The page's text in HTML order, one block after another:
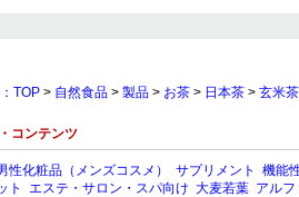
TOP > 自然食品 > 製品 > お茶 > 日本茶 > 玄米茶
コンテンツ
性化粧品（メンズコスメ） サプリメント 機能
ト エステ・サロン・スパ向け 大麦若葉 アル